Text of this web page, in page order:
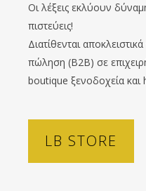
Οι λέξεις εκλύουν
πιστεύεις!
Διατίθενται
πώληση (B2B) σε
boutique ξενοδοχεία και
LB STORE